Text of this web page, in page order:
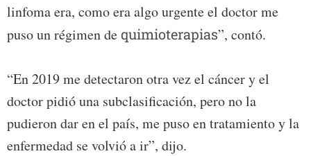
linfoma era, como era algo urgente el doctor me
puso un régimen dequimioterapias”, contó.
“En 2019 me detectaron otra vez el cáncer y el
doctor pidió una subclasificación, pero no la
pudieron dar en el país, me puso en tratamiento y la
enfermedad se volvió a ir”, dijo.